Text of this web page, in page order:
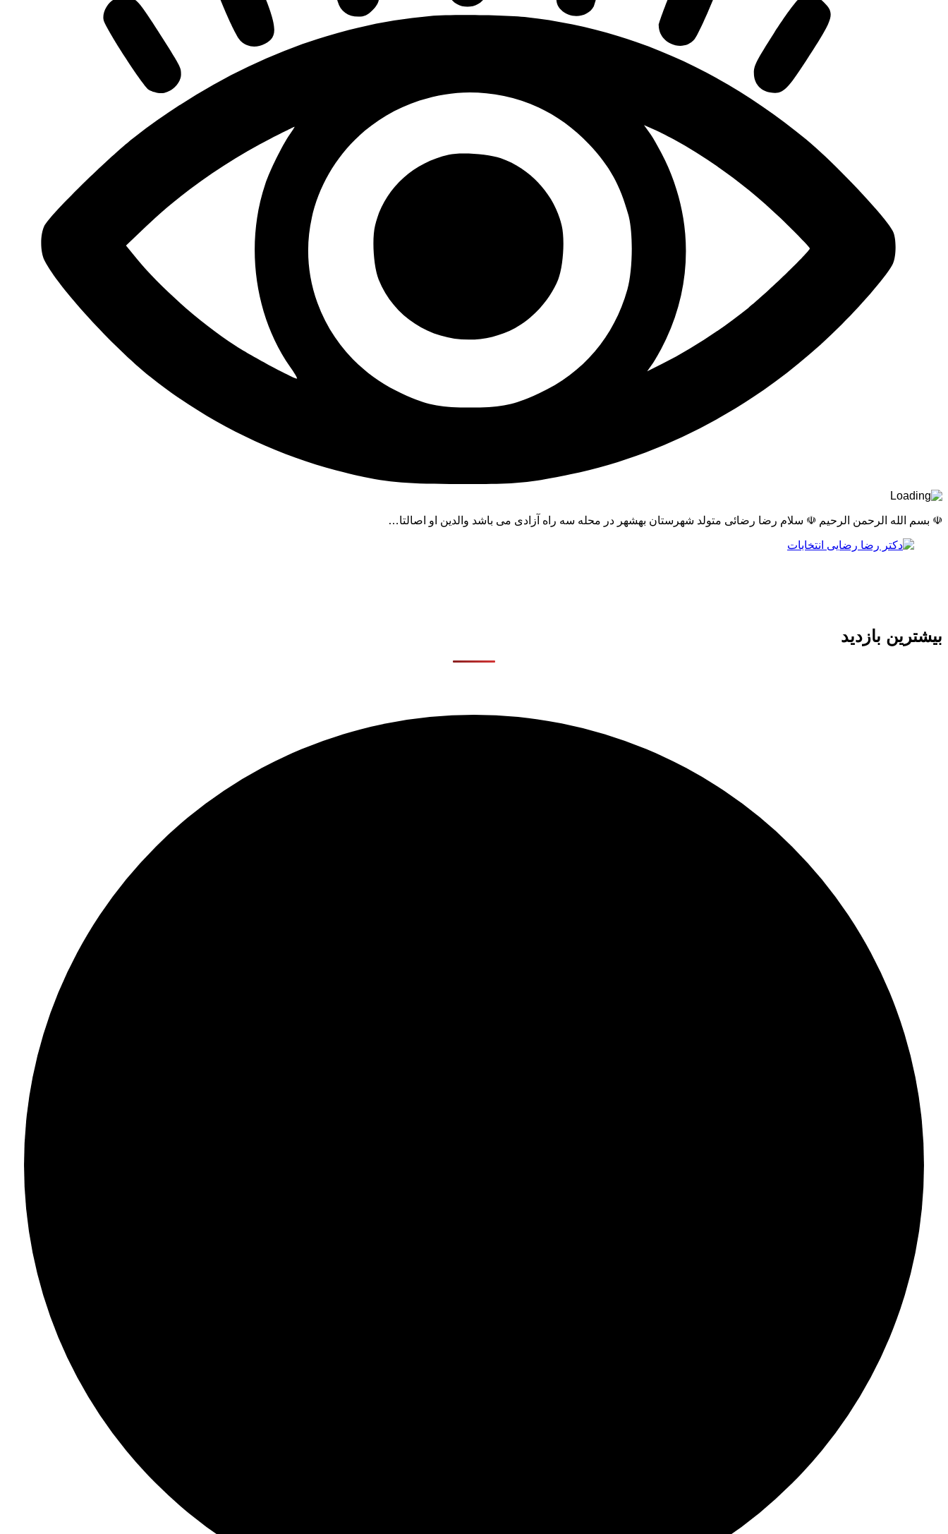
☫ بسم الله الرحمن الرحیم ☫ سلام رضا رضائی متولد شهرستان بهشهر در محله سه راه آزادی می باشد والدین او اصالتا…
بیشترین بازدید